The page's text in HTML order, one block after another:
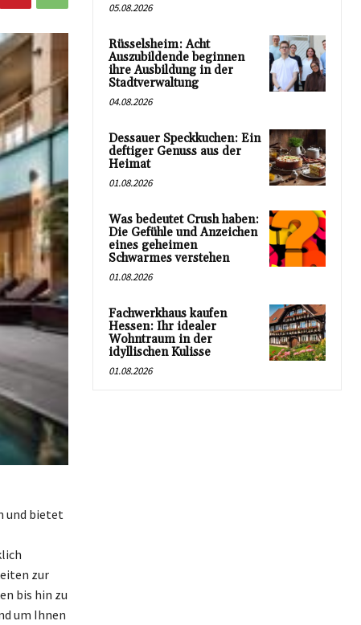
und bietet
zur
bis hin zu
um Ihnen
05.08.2026
Rüsselsheim: Acht
Auszubildende beginnen
ihre Ausbildung in der
Stadtverwaltung
04.08.2026
Dessauer Speckkuchen: Ein
deftiger Genuss aus der
Heimat
01.08.2026
Was bedeutet Crush haben:
Die Gefühle und Anzeichen
eines geheimen
Schwarmes verstehen
01.08.2026
Fachwerkhaus kaufen
Hessen: Ihr idealer
Wohntraum in der
idyllischen Kulisse
01.08.2026